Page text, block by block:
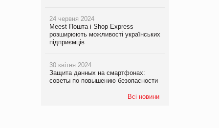
24 червня 2024
Meest Пошта і Shop-Express
розширюють можливості українських
підприємців
30 квітня 2024
Защита данных на смартфонах:
советы по повышению безопасности
Всі новини